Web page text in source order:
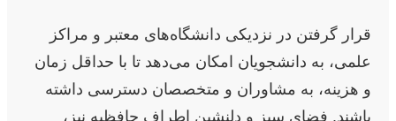
قرار گرفتن در نزدیکی دانشگاه‌های معتبر و مراکز
علمی، به دانشجویان امکان می‌دهد تا با حداقل زمان
و هزینه، به مشاوران و متخصصان دسترسی داشته
باشند. فضای سبز و دلنشین اطراف حافظیه نیز،